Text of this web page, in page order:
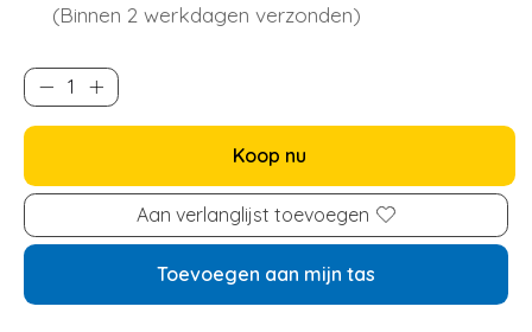
(Binnen 2 werkdagen verzonden)
Koop nu
Aan verlanglijst toevoegen
Toevoegen aan mijn tas